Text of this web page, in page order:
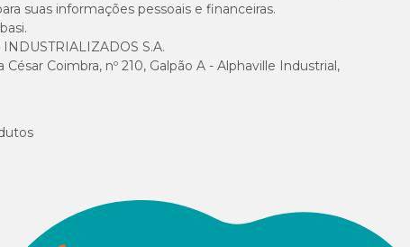
5.000mg/kg
suas informações pessoais e financeiras.
S.A.
Coimbra, nº 210, Galpão A - Alphaville Industrial,